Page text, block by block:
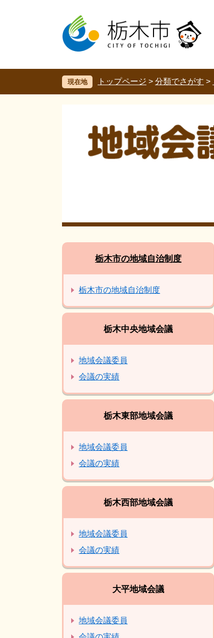
で
ば
現在地 トップページ > 分類でさがす >
栃木市の地域自治制度
栃木市の地域自治制度
栃木中央地域会議
地域会議委員
会議の実績
栃木東部地域会議
地域会議委員
会議の実績
栃木西部地域会議
地域会議委員
会議の実績
大平地域会議
地域会議委員